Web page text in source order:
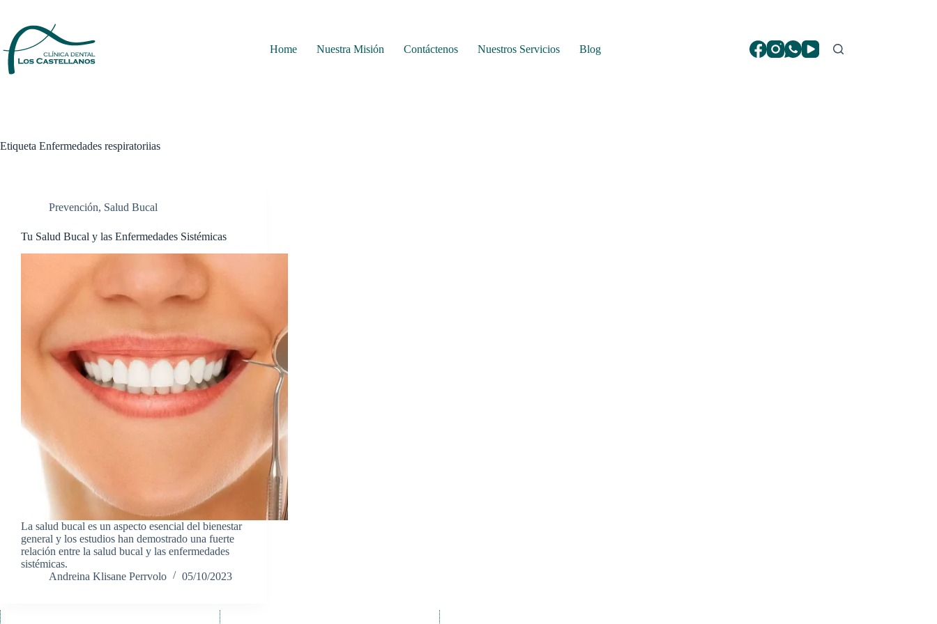
contenido
Home
Nuestra Misión Contáctenos Nuestros Servicios Blog
Etiqueta Enfermedades respiratoriias
Prevención, Salud Bucal
Tu Salud Bucal y las Enfermedades Sistémicas
La salud bucal es un aspecto esencial del bienestar
general y los estudios han demostrado una fuerte
relación entre la salud bucal y las enfermedades
sistémicas.
Andreina Klisane Perrvolo
05/10/2023